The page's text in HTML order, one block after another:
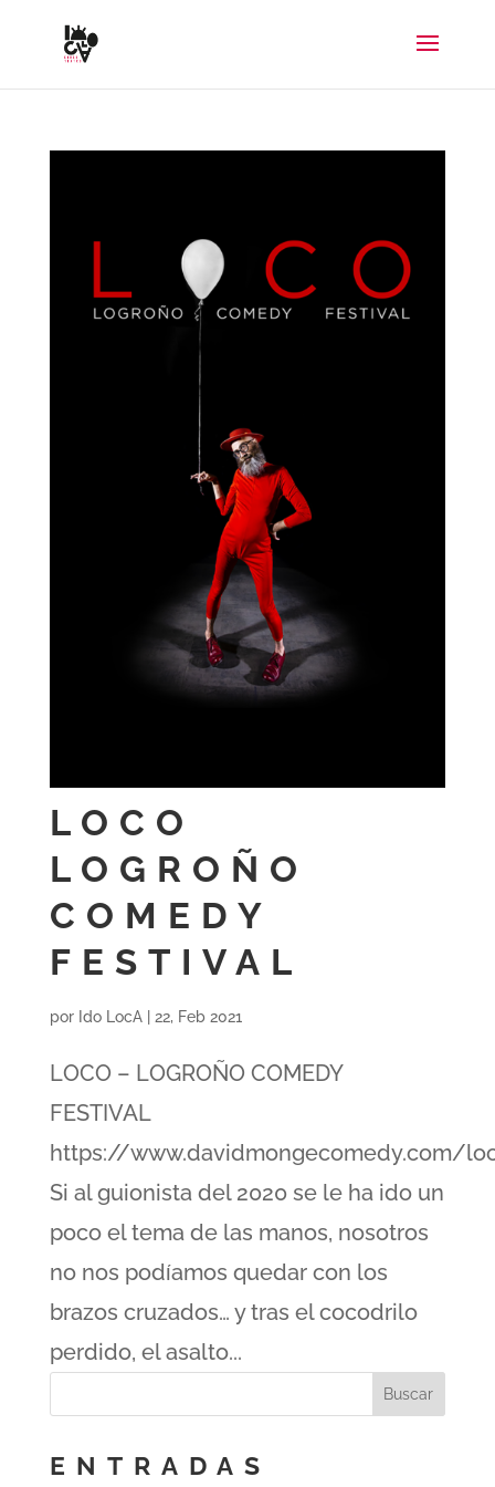
LOCO
LOGROÑO
COMEDY
FESTIVAL
por Ido LocA| 22, Feb 2021
LOCO – LOGROÑO COMEDY
FESTIVAL
https://www.davidmongecomedy.com/
Si al guionista del 2020 se le ha ido un
poco el tema de las manos, nosotros
no nos podíamos quedar con los
brazos cruzados… y tras el cocodrilo
perdido, el asalto...
ENTRADAS